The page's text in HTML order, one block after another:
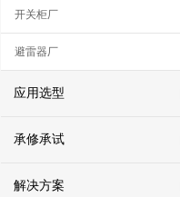
开关柜厂
避雷器厂
应用选型
承修承试
解决方案